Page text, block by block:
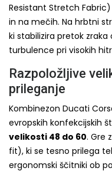
Resistant Stretch
in na mečih. Na hrbtni
ki stabilizira pretok
turbulence pri visokih
Razpoložljive
prileganje
Kombinezon Ducati
evropskih konfekcijskih
velikosti 48 do 60. Gre
fit), ki se tesno prilega
ergonomski ščitniki ob